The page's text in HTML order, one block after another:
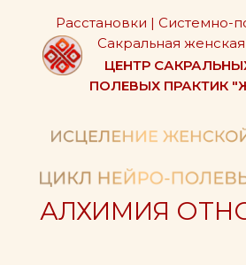
ЦЕНТР
ПОЛЕВЫХ ПРАКТИК
Расстановки | Системно-
Сакральная
АЛХИМИЯ